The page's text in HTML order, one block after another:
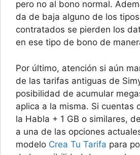
pero no al bono normal.
da de baja alguno de los
contratados se pierden los
en ese tipo de bono de
Por último, atención si aún
de las tarifas antiguas de
posibilidad de acumular
aplica a la misma. Si cuentas
la Habla + 1 GB o similares,
a una de las opciones
modelo Crea Tu Tarifa para